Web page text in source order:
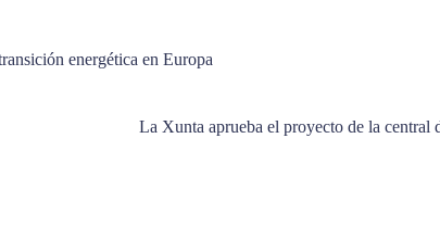
energética en Europa
La Xunta aprueba el proyecto de la central